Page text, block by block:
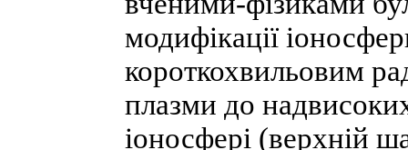
модифікації
короткохвильовим
плазми до
іоносфері (верхній